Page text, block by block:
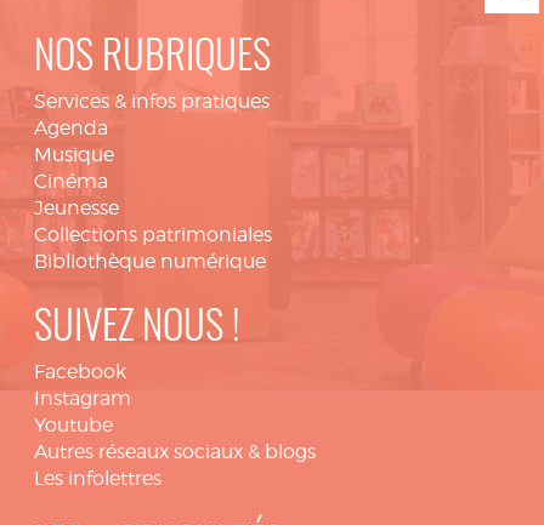
NOS RUBRIQUES
Services & infos pratiques
Agenda
Musique
Cinéma
Jeunesse
Collections patrimoniales
Bibliothèque numérique
SUIVEZ NOUS !
Facebook
Instagram
Youtube
Autres réseaux sociaux & blogs
Les infolettres